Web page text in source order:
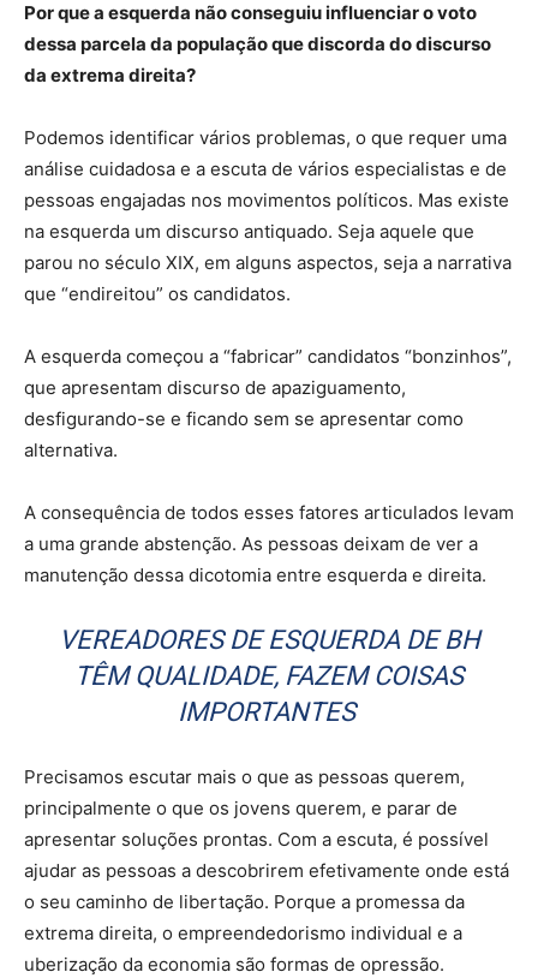
Por que a esquerda não conseguiu influenciar o voto
dessa parcela da população que discorda do discurso
da extrema direita?
Podemos identificar vários problemas, o que requer uma
análise cuidadosa e a escuta de vários especialistas e de
pessoas engajadas nos movimentos políticos. Mas existe
na esquerda um discurso antiquado. Seja aquele que
parou no século XIX, em alguns aspectos, seja a narrativa
que “endireitou” os candidatos.
A esquerda começou a “fabricar” candidatos “bonzinhos”,
que apresentam discurso de apaziguamento,
desfigurando-se e ficando sem se apresentar como
alternativa.
A consequência de todos esses fatores articulados levam
a uma grande abstenção. As pessoas deixam de ver a
manutenção dessa dicotomia entre esquerda e direita.
VEREADORES DE ESQUERDA DE BH
TÊM QUALIDADE, FAZEM COISAS
IMPORTANTES
Precisamos escutar mais o que as pessoas querem,
principalmente o que os jovens querem, e parar de
apresentar soluções prontas. Com a escuta, é possível
ajudar as pessoas a descobrirem efetivamente onde está
o seu caminho de libertação. Porque a promessa da
extrema direita, o empreendedorismo individual e a
uberização da economia são formas de opressão.